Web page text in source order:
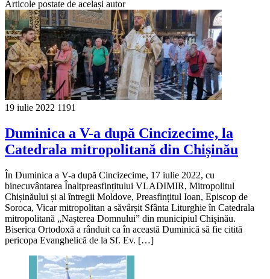
Articole postate de același autor
19 iulie 2022 1191
Duminica a V-a după Cincizecime, la
Catedrala mitropolitană din Chișinău
În Duminica a V-a după Cincizecime, 17 iulie 2022, cu
binecuvântarea Înaltpreasfințitului VLADIMIR, Mitropolitul
Chișinăului și al întregii Moldove, Preasfințitul Ioan, Episcop de
Soroca, Vicar mitropolitan a săvârșit Sfânta Liturghie în Catedrala
mitropolitană „Nașterea Domnului” din municipiul Chișinău.
Biserica Ortodoxă a rânduit ca în această Duminică să fie citită
pericopa Evanghelică de la Sf. Ev. […]